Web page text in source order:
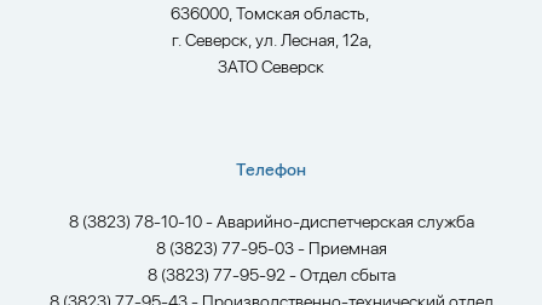
636000, Томская область,
г. Северск, ул. Лесная, 12а,
ЗАТО Северск
Телефон
8 (3823) 78-10-10 - Аварийно-диспетчерская служба
8 (3823) 77-95-03 - Приемная
8 (3823) 77-95-92 - Отдел сбыта